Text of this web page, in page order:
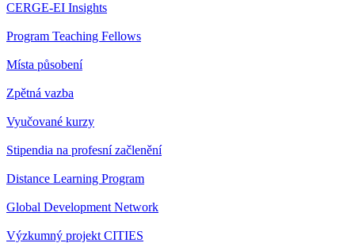
CERGE-EI Insights
Program Teaching Fellows
Místa působení
Zpětná vazba
Vyučované kurzy
Stipendia na profesní začlenění
Distance Learning Program
Global Development Network
Výzkumný projekt CITIES